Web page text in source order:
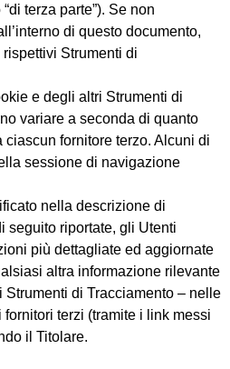
terza parte”). Se non
di questo documento,
Strumenti di
e degli altri Strumenti di
variare a seconda di quanto
ciascun fornitore terzo. Alcuni di
sessione di navigazione
nella descrizione di
seguito riportate, gli Utenti
più dettagliate ed aggiornate
altra informazione rilevante
di Tracciamento – nelle
terzi (tramite i link messi
il Titolare.